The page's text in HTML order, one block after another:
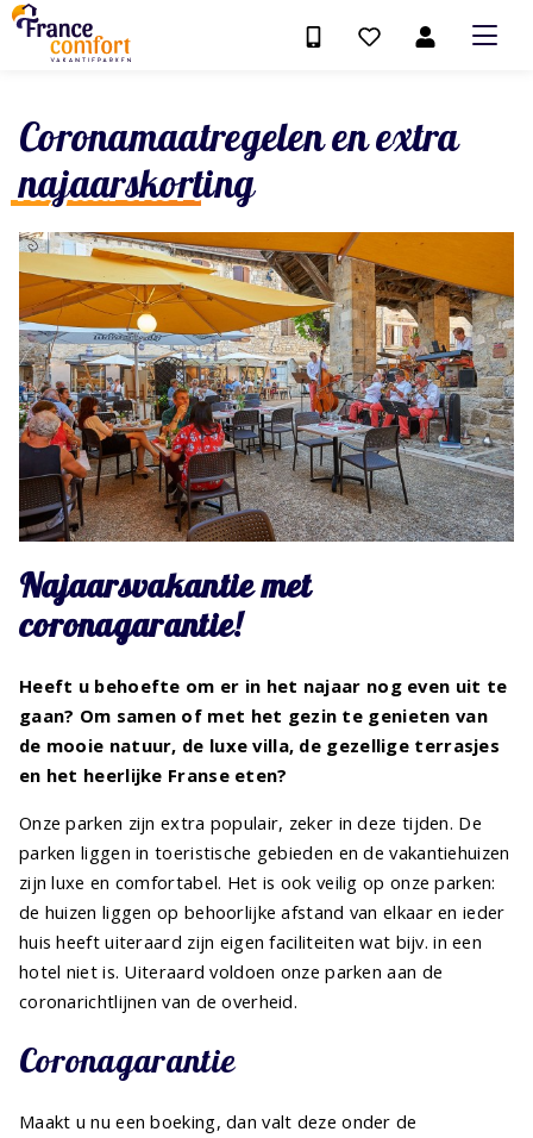
Coronamaatregelen en extra
najaarskorting
Najaarsvakantie met
coronagarantie!
Heeft u behoefte om er in het najaar nog even uit te
gaan? Om samen of met het gezin te genieten van
de mooie natuur, de luxe villa, de gezellige terrasjes
en het heerlijke Franse eten?
Onze parken zijn extra populair, zeker in deze tijden. De
parken liggen in toeristische gebieden en de vakantiehuizen
zijn luxe en comfortabel. Het is ook veilig op onze parken:
de huizen liggen op behoorlijke afstand van elkaar en ieder
huis heeft uiteraard zijn eigen faciliteiten wat bijv. in een
hotel niet is. Uiteraard voldoen onze parken aan de
coronarichtlijnen van de overheid.
Coronagarantie
Maakt u nu een boeking, dan valt deze onder de